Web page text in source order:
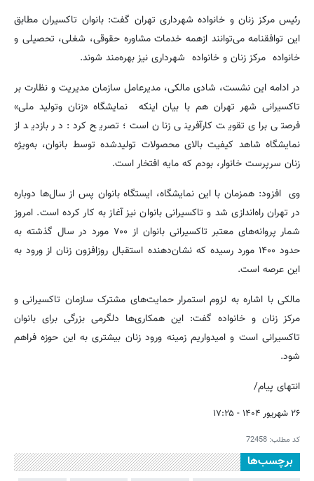
رئیس مرکز زنان و خانواده شهرداری تهران گفت: بانوان تاکسیران مطابق
این توافقنامه می‌توانند ازهمه خدمات مشاوره حقوقی، شغلی، تحصیلی و
خانواده مرکز زنان و خانواده شهرداری نیز بهره‌مند شوند.
در ادامه این نشست، شادی مالکی، مدیرعامل سازمان مدیریت و نظارت بر
تاکسیرانی شهر تهران هم با بیان اینکه نمایشگاه «زنان وتولید ملی»
فرصتی برای تقویت کارآفرینی زنان است؛ تصریح کرد: در بازدید از
نمایشگاه شاهد کیفیت بالای محصولات تولیدشده توسط بانوان، به‌ویژه
زنان سرپرست خانوار، بودم که مایه افتخار است.
وی افزود: همزمان با این نمایشگاه، ایستگاه بانوان پس از سال‌ها دوباره
در تهران راه‌اندازی شد و تاکسیرانی بانوان نیز آغاز به کار کرده است. امروز
شمار پروانه‌های معتبر تاکسیرانی بانوان از ۷۰۰ مورد در سال گذشته به
حدود ۱۴۰۰ مورد رسیده که نشان‌دهنده استقبال روزافزون زنان از ورود به
این عرصه است.
مالکی با اشاره به لزوم استمرار حمایت‌های مشترک سازمان تاکسیرانی و
مرکز زنان و خانواده گفت: این همکاری‌ها دلگرمی بزرگی برای بانوان
تاکسیرانی است و امیدواریم زمینه ورود زنان بیشتری به این حوزه فراهم
شود.
انتهای پیام/
۲۶ شهریور ۱۴۰۴ - ۱۷:۲۵
کد مطلب: 72458
برچسب‌ها